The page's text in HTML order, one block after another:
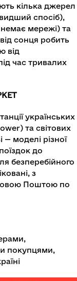
кілька джерел
спосіб),
немає мережі) та
сонця робить
від
час тривалих
українських
та світових
— моделі різної
до
безперебійного
з
Поштою по
покупцями,